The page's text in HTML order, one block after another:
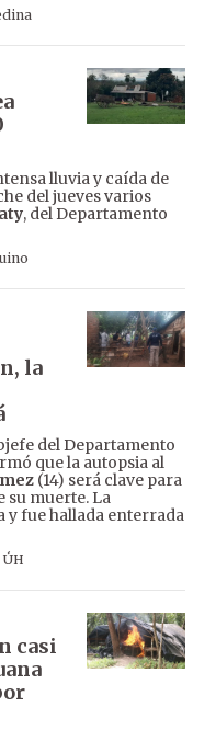
lluvia y caída de
del jueves varios
, del Departamento
la
del Departamento
que la autopsia al
(14) será clave para
su muerte. La
y fue hallada enterrada
casi